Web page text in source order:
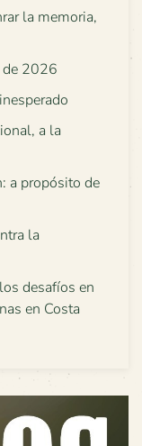
la memoria,
de 2026
a la
a propósito de
la
desafíos en
en Costa